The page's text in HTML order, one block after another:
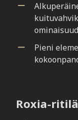
Pieni
Roxia-